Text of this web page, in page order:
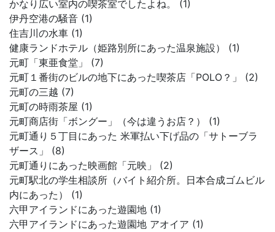
かなり広い室内の喫茶室でしたよね。 (1)
伊丹空港の騒音 (1)
住吉川の水車 (1)
健康ランドホテル（姫路別所にあった温泉施設） (1)
元町「東亜食堂」 (7)
元町１番街のビルの地下にあった喫茶店「POLO？」 (2)
元町の三越 (7)
元町の時雨茶屋 (1)
元町商店街「ボングー」（今は違うお店？） (1)
元町通り５丁目にあった 米軍払い下げ品の「サトーブラ
ザース」 (8)
元町通りにあった映画館「元映」 (2)
元町駅北の学生相談所（バイト紹介所。日本合成ゴムビル
内にあった） (1)
六甲アイランドにあった遊園地 (1)
六甲アイランドにあった遊園地 アオイア (1)